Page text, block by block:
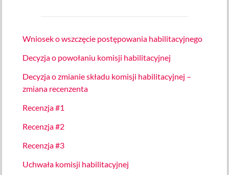
Wniosek o wszczęcie postępowania habilitacyjnego
Decyzja o powołaniu komisji habilitacyjnej
Decyzja o zmianie składu komisji habilitacyjnej –
zmiana recenzenta
Recenzja #1
Recenzja #2
Recenzja #3
Uchwała komisji habilitacyjnej